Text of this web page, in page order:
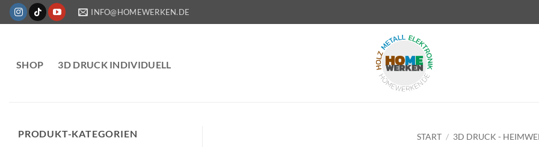
Zum
Inhalt
INFO@HOMEWERKEN.DE
SHOP 3D DRUCK INDIVIDUELL
PRODUKT-KATEGORIEN START / 3D DRUCK -